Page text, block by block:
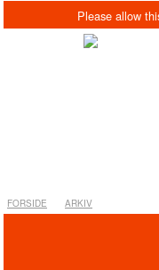
FORSIDE ARKIV